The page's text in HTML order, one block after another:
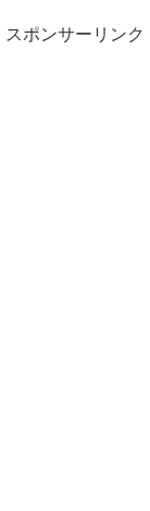
スポンサーリンク